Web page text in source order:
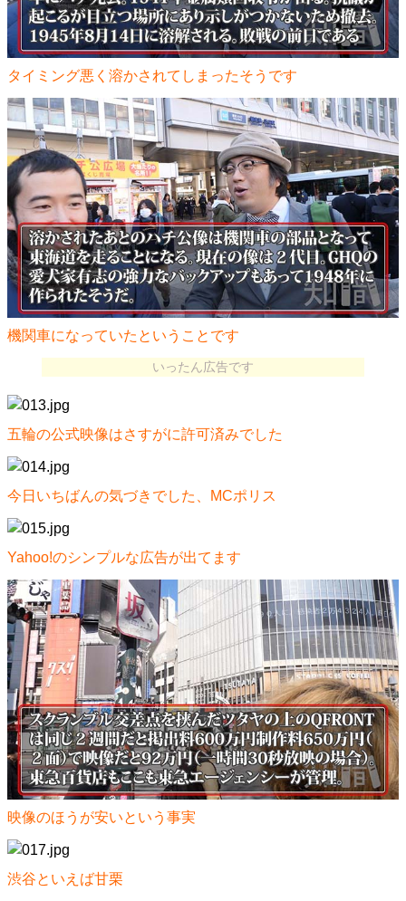
タイミング悪く溶かされてしまったそうです
機関車になっていたということです
いったん広告です
五輪の公式映像はさすがに許可済みでした
今日いちばんの気づきでした、MCポリス
Yahoo!のシンプルな広告が出てます
映像のほうが安いという事実
渋谷といえば甘栗